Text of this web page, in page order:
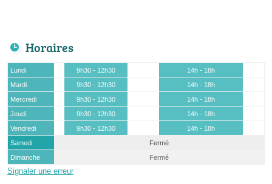
Horaires
Lundi 9h30 - 12h30
14h - 18h
Mardi
9h30 - 12h30
14h - 18h
Mercredi
9h30 - 12h30
14h - 18h
Jeudi
9h30 - 12h30
14h - 18h
Vendredi
9h30 - 12h30
14h - 18h
Samedi
Fermé
Dimanche
Fermé
Signaler une erreur